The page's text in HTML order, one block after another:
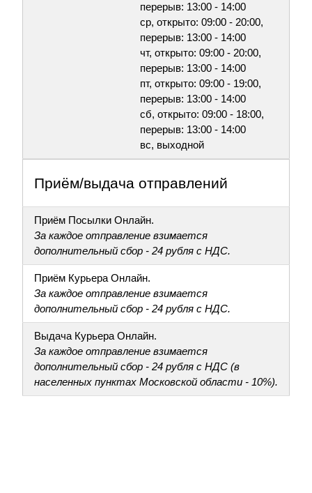
перерыв: 13:00 - 14:00
ср, открыто: 09:00 - 20:00,
перерыв: 13:00 - 14:00
чт, открыто: 09:00 - 20:00,
перерыв: 13:00 - 14:00
пт, открыто: 09:00 - 19:00,
перерыв: 13:00 - 14:00
сб, открыто: 09:00 - 18:00,
перерыв: 13:00 - 14:00
вс, выходной
Приём/выдача отправлений
Приём Посылки Онлайн.
За каждое отправление взимается
дополнительный сбор - 24 рубля с НДС.
Приём Курьера Онлайн.
За каждое отправление взимается
дополнительный сбор - 24 рубля с НДС.
Выдача Курьера Онлайн.
За каждое отправление взимается
дополнительный сбор - 24 рубля с НДС (в
населенных пунктах Московской области - 10%).